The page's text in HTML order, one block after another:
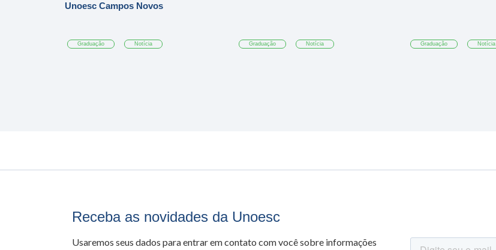
Unoesc Campos Novos
Graduação Notícia Graduação Notícia Graduação Notícia
Receba as novidades da Unoesc
Usaremos seus dados para entrar em contato com você sobre informações